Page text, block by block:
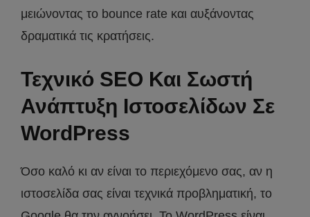
μειώνοντας το bounce rate και αυξάνοντας
δραματικά τις κρατήσεις.
Τεχνικό SEO Και Σωστή
Ανάπτυξη Ιστοσελίδων Σε
WordPress
Όσο καλό κι αν είναι το περιεχόμενο σας, αν η
ιστοσελίδα σας είναι τεχνικά προβληματική, το